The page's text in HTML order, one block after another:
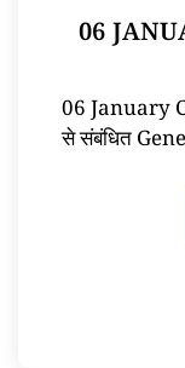
06
06 January
से संबंधित